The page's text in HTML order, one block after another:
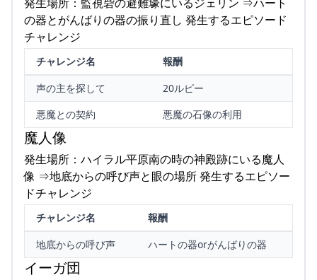
の器とがんばりの器の振り直し 発生するエピソード
チャレンジ
チャレンジ名
報酬
声の主を探して
20ルピー
悪魔との契約
悪魔の石像の利用
魔人像
発生場所：ハイラル平原南の時の神殿跡にいる魔人
像 ⇒地底からの呼び声と眼の場所 発生するエピソー
ドチャレンジ
チャレンジ名
報酬
地底からの呼び声
ハートの器orがんばりの器
イーガ団